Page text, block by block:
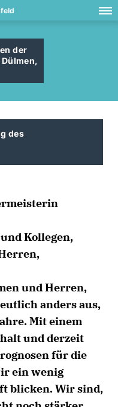
der
des
Kollegen,
und Herren,
anders aus,
Mit einem
und derzeit
für die
ein wenig
blicken. Wir sind,